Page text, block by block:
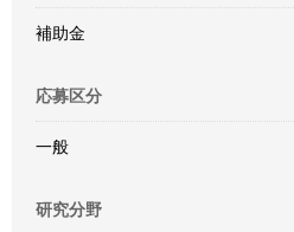
補助金
応募区分
一般
研究分野